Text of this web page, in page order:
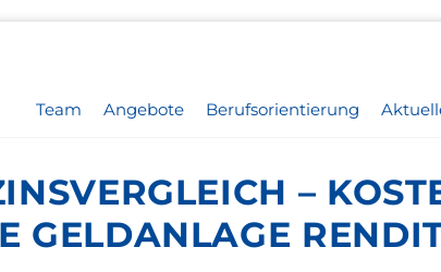
Team Angebote Berufsorientierung
–
GELDANLAGE